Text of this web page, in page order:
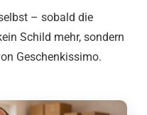
– sobald die
Schild mehr, sondern
Geschenkissimo.